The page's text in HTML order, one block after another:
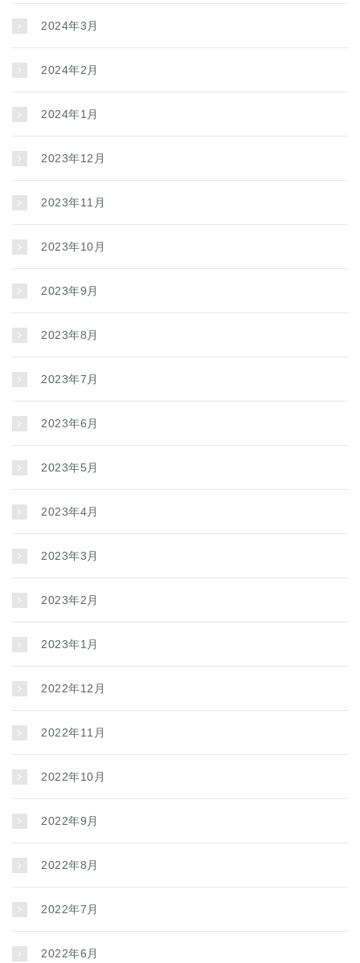
2024年3月
2024年2月
2024年1月
2023年12月
2023年11月
2023年10月
2023年9月
2023年8月
2023年7月
2023年6月
2023年5月
2023年4月
2023年3月
2023年2月
2023年1月
2022年12月
2022年11月
2022年10月
2022年9月
2022年8月
2022年7月
2022年6月